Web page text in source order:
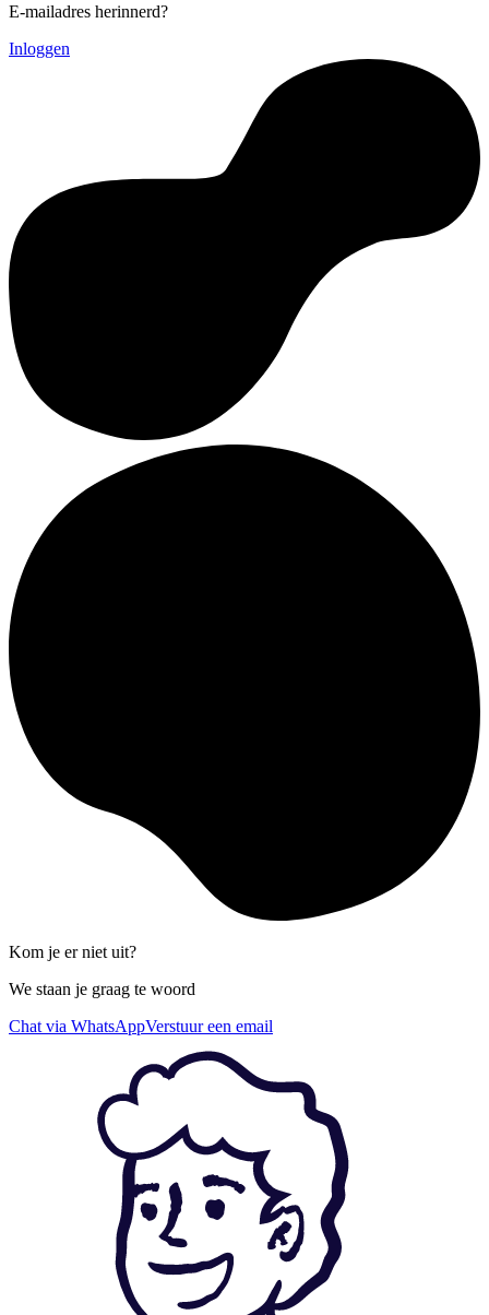
E-mailadres herinnerd?
Inloggen
Kom je er niet uit?
We staan je graag te woord
Chat via WhatsAppVerstuur een email